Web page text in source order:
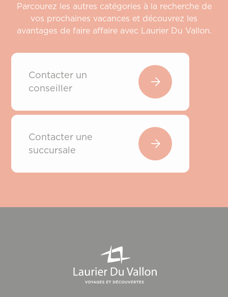
Parcourez les autres catégories à la recherche de
vos prochaines vacances et découvrez les
avantages de faire affaire avec Laurier Du Vallon.
Contacter un
conseiller
Contacter une
succursale